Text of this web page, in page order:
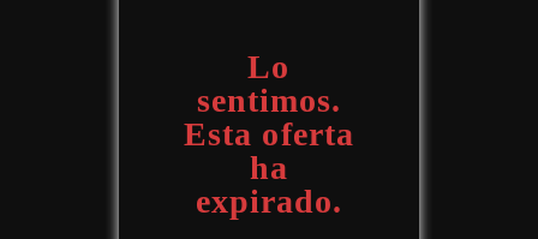
Lo
sentimos.
Esta oferta
ha
expirado.